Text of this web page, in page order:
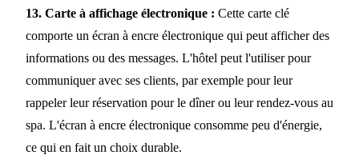
13. Carte à affichage électronique : Cette carte clé
comporte un écran à encre électronique qui peut afficher des
informations ou des messages. L'hôtel peut l'utiliser pour
communiquer avec ses clients, par exemple pour leur
rappeler leur réservation pour le dîner ou leur rendez-vous au
spa. L'écran à encre électronique consomme peu d'énergie,
ce qui en fait un choix durable.